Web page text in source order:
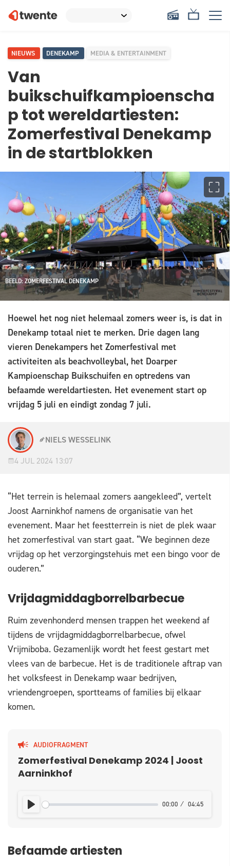
NIEUWS DENEKAMP MEDIA & ENTERTAINMENT
Van
buikschuifkampioenscha
p tot wereldartiesten:
Zomerfestival Denekamp
in de startblokken
BEELD: ZOMERFESTIVAL DENEKAMP
Hoewel het nog niet helemaal zomers weer is, is dat in
Denekamp totaal niet te merken. Drie dagen lang
vieren Denekampers het Zomerfestival met
activiteiten als beachvolleybal, het Doarper
Kampioenschap Buikschuifen en optredens van
befaamde wereldartiesten. Het evenement start op
vrijdag 5 juli en eindigt zondag 7 juli.
NIELS WESSELINK
4 JUL 2024 13:07
“Het terrein is helemaal zomers aangekleed”, vertelt
Joost Aarninkhof namens de organisatie van het
evenement. Maar het feestterrein is niet de plek waar
het zomerfestival van start gaat. “We beginnen deze
vrijdag op het verzorgingstehuis met een bingo voor de
ouderen.”
Vrijdagmiddagborrelbarbecue
Ruim zevenhonderd mensen trappen het weekend af
tijdens de vrijdagmiddagborrelbarbecue, ofwel
Vrijmiboba. Gezamenlijk wordt het feest gestart met
vlees van de barbecue. Het is de traditionele aftrap van
het volksfeest in Denekamp waar bedrijven,
vriendengroepen, sportteams of families bij elkaar
komen.
AUDIOFRAGMENT
Zomerfestival Denekamp 2024 | Joost
Aarninkhof
PLAY 00:00 04:45
Befaamde artiesten